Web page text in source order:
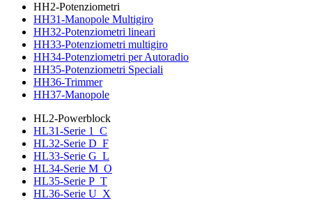
HH2-Potenziometri
HH31-Manopole Multigiro
HH32-Potenziometri lineari
HH33-Potenziometri multigiro
HH34-Potenziometri per Autoradio
HH35-Potenziometri Speciali
HH36-Trimmer
HH37-Manopole
HL2-Powerblock
HL31-Serie 1_C
HL32-Serie D_F
HL33-Serie G_L
HL34-Serie M_O
HL35-Serie P_T
HL36-Serie U_X